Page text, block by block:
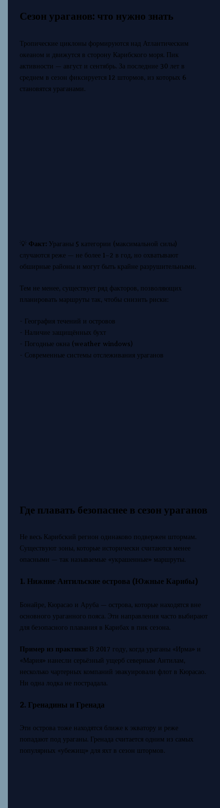
Сезон ураганов: что нужно знать
Тропические циклоны формируются над Атлантическим
океаном и движутся в сторону Карибского моря. Пик
активности — август и сентябрь. За последние 30 лет в
среднем в сезон фиксируется 12 штормов, из которых 6
становятся ураганами.
💡 Факт:Ураганы 5 категории (максимальной силы)
случаются реже — не более 1–2 в год, но охватывают
обширные районы и могут быть крайне разрушительными.
Тем не менее, существует ряд факторов, позволяющих
планировать маршруты так, чтобы снизить риски:
- География течений и островов
- Наличие защищённых бухт
- Погодные окна (weather windows)
- Современные системы отслеживания ураганов
Где плавать безопаснее в сезон ураганов
Не весь Карибский регион одинаково подвержен штормам.
Существуют зоны, которые исторически считаются менее
опасными — так называемые «украшенные» маршруты.
1. Нижние Антильские острова (Южные Карибы)
Бонайре, Кюрасао и Аруба — острова, которые находятся вне
основного ураганного пояса. Эти направления часто выбирают
для безопасного плавания в Карибах в пик сезона.
Пример из практики:В 2017 году, когда ураганы «Ирма» и
«Мария» нанесли серьёзный ущерб северным Антилам,
несколько чартерных компаний эвакуировали флот в Кюрасао.
Ни одна лодка не пострадала.
2. Гренадины и Гренада
Эти острова тоже находятся ближе к экватору и реже
попадают под ураганы. Гренада считается одним из самых
популярных «убежищ» для яхт в сезон штормов.